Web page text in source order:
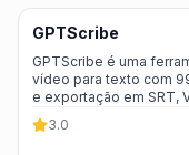
GPTScribe
GPTScribe é uma
vídeo para texto com
e exportação em SRT,
transcrições diárias
3.0